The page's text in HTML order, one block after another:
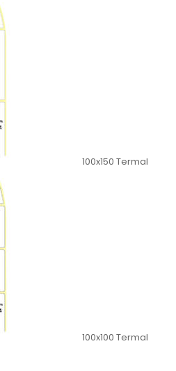
100x150 Termal
100x100 Termal